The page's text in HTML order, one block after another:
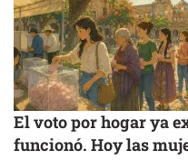
El voto por hogar ya
funcionó. Hoy las